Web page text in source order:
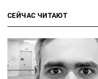
СЕЙЧАС ЧИТАЮТ